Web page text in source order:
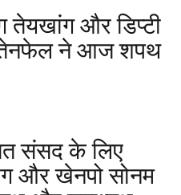
तेयखांग और डिप्टी
तेनफेल ने आज शपथ
संसद के लिए
और खेनपो सोनम